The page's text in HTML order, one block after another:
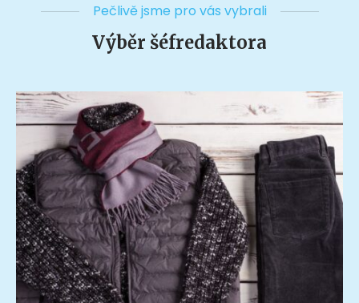
Pečlivě jsme pro vás vybrali
Výběr šéfredaktora